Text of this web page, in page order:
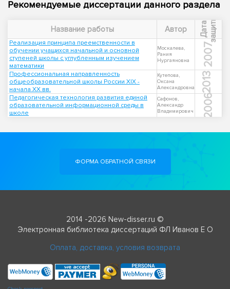
Рекомендуемые диссертации данного раздела
Название работы Автор Д
а
т
а
з
а
щ
и
т ы
Реализация принципа преемственности в
обучении учащихся начальной и основной
ступеней школы с углубленным изучением
математики
Москалева,
Рания
Нургаяновна
2007
Профессиональная направленность
общеобразовательной школы России XIX -
начала XX вв.
Кутепова,
Оксана
Александровна
2013
Педагогическая технология развития единой
образовательной информационной среды в
школе
Сафонов,
Александр
Владимирович
2006
ФОРМА ОБРАТНОЙ СВЯЗИ
2014 -2026 New-disser.ru ©
Электронная библиотека диссертаций ФЛ Иванов Е О
Оплата, доставка, условия возврата